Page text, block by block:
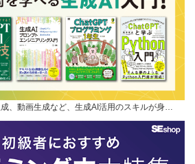
、動画生成など、生成AI活用のスキルが身…